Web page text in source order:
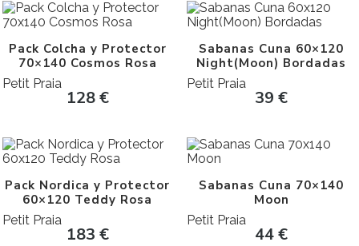
Pack Colcha y Protector
70×140 Cosmos Rosa
Petit Praia
128€
Sabanas Cuna 60×120
Night(Moon) Bordadas
Petit Praia
39€
Pack Nordica y Protector
60×120 Teddy Rosa
Petit Praia
183 €
Sabanas Cuna 70×140
Moon
Petit Praia
44€